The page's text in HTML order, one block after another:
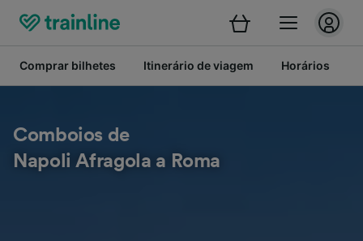
Comprar bilhetes Itinerário de viagem Horários
Comboios de
Napoli Afragola a Roma